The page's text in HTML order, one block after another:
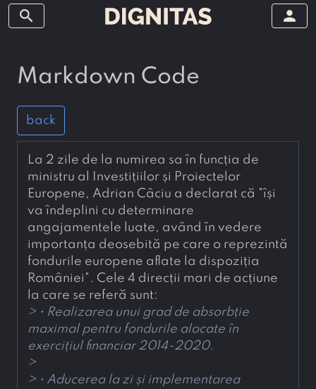
search person
Markdown Code
back
La 2 zile de la numirea sa în funcția de
ministru al Investițiilor și Proiectelor
Europene, Adrian Câciu a declarat că "își
va îndeplini cu determinare
angajamentele luate, având în vedere
importanța deosebită pe care o reprezintă
fondurile europene aflate la dispoziția
României". Cele 4 direcții mari de acțiune
la care se referă sunt:
> • Realizarea unui grad de absorbție
maximal pentru fondurile alocate în
exercițiul financiar 2014-2020.
> • Aducerea la zi și implementarea